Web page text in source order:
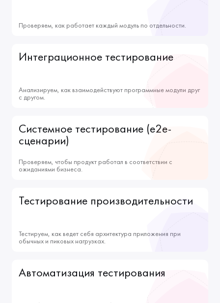
Проверяем, как работает каждый модуль по отдельности.
Интеграционное тестирование
Анализируем, как взаимодействуют программные модули друг
с другом.
Системное тестирование (e2e-
сценарии)
Проверяем, чтобы продукт работал в соответствии с
ожиданиями бизнеса.
Тестирование производительности
Тестируем, как ведет себя архитектура приложения при
обычных и пиковых нагрузках.
Автоматизация тестирования